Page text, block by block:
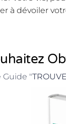
à dévoiler
Guide "